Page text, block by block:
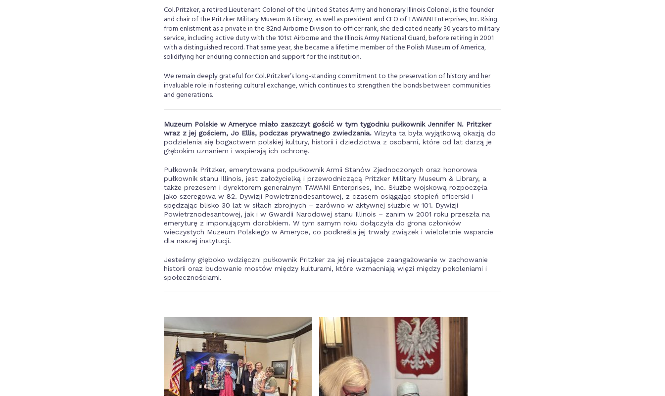
Col. Pritzker, a retired Lieutenant Colonel of the United States Army and honorary Illinois Colonel, is the founder
and chair of the Pritzker Military Museum & Library, as well as president and CEO of TAWANI Enterprises, Inc. Rising
from enlistment as a private in the 82nd Airborne Division to officer rank, she dedicated nearly 30 years to military
service, including active duty with the 101st Airborne and the Illinois Army National Guard, before retiring in 2001
with a distinguished record. That same year, she became a lifetime member of the Polish Museum of America,
solidifying her enduring connection and support for the institution.
We remain deeply grateful for Col. Pritzker’s long-standing commitment to the preservation of history and her
invaluable role in fostering cultural exchange, which continues to strengthen the bonds between communities
and generations.
Muzeum Polskie w Ameryce miało zaszczyt gościć w tym tygodniu pułkownik Jennifer N. Pritzker
wraz z jej gościem, Jo Ellis, podczas prywatnego zwiedzania.Wizyta ta była wyjątkową okazją do
podzielenia się bogactwem polskiej kultury, historii i dziedzictwa z osobami, które od lat darzą je
głębokim uznaniem i wspierają ich ochronę.
Pułkownik Pritzker, emerytowana podpułkownik Armii Stanów Zjednoczonych oraz honorowa
pułkownik stanu Illinois, jest założycielką i przewodniczącą Pritzker Military Museum & Library, a
także prezesem i dyrektorem generalnym TAWANI Enterprises, Inc. Służbę wojskową rozpoczęła
jako szeregowa w 82. Dywizji Powietrznodesantowej, z czasem osiągając stopień oficerski i
spędzając blisko 30 lat w siłach zbrojnych – zarówno w aktywnej służbie w 101. Dywizji
Powietrznodesantowej, jak i w Gwardii Narodowej stanu Illinois – zanim w 2001 roku przeszła na
emeryturę z imponującym dorobkiem. W tym samym roku dołączyła do grona członków
wieczystych Muzeum Polskiego w Ameryce, co podkreśla jej trwały związek i wieloletnie wsparcie
dla naszej instytucji.
Jesteśmy głęboko wdzięczni pułkownik Pritzker za jej nieustające zaangażowanie w zachowanie
historii oraz budowanie mostów między kulturami, które wzmacniają więzi między pokoleniami i
społecznościami.